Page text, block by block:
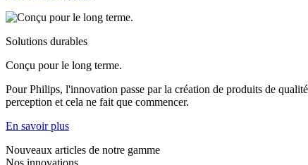
Solutions durables
Conçu pour le long terme.
Pour Philips, l'innovation passe par la création de produits de
perception et cela ne fait que commencer.
En savoir plus
Nouveaux articles de notre gamme
Nos innovations